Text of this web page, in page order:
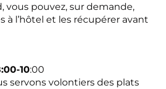
vous pouvez, sur demande,
à l’hôtel et les récupérer avant
10:00
servons volontiers des plats